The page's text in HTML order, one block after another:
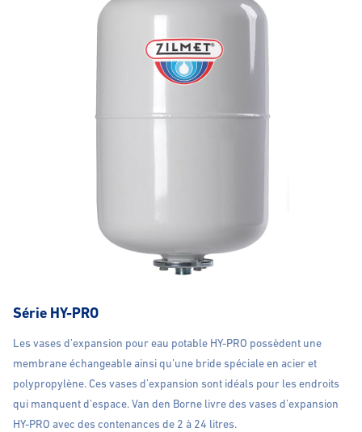
Série HY-PRO
Les vases d’expansion pour eau potable HY-PRO possèdent une
membrane échangeable ainsi qu’une bride spéciale en acier et
polypropylène. Ces vases d’expansion sont idéals pour les endroits
qui manquent d’espace. Van den Borne livre des vases d’expansion
HY-PRO avec des contenances de 2 à 24 litres.